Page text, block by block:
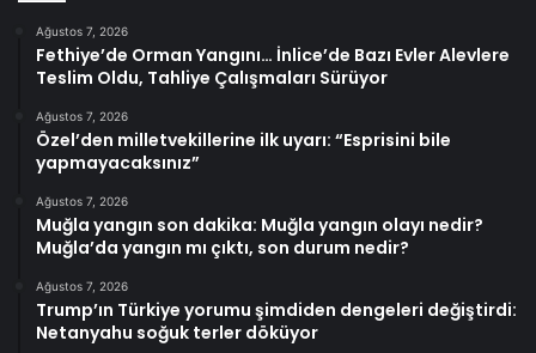
Ağustos 7, 2026
Fethiye’de Orman Yangını… İnlice’de Bazı Evler Alevlere
Teslim Oldu, Tahliye Çalışmaları Sürüyor
Ağustos 7, 2026
Özel’den milletvekillerine ilk uyarı: “Esprisini bile
yapmayacaksınız”
Ağustos 7, 2026
Muğla yangın son dakika: Muğla yangın olayı nedir?
Muğla’da yangın mı çıktı, son durum nedir?
Ağustos 7, 2026
Trump’ın Türkiye yorumu şimdiden dengeleri değiştirdi:
Netanyahu soğuk terler döküyor